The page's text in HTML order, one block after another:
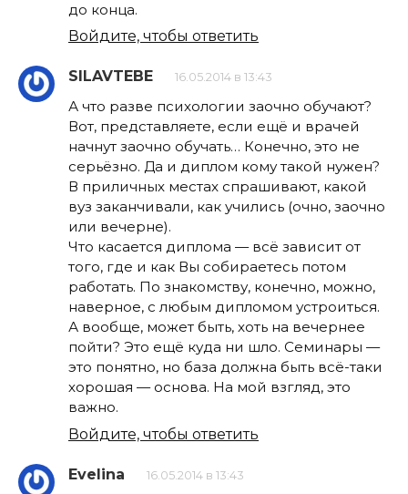
до конца.
Войдите, чтобы ответить
SILAVTEBE 16.05.2014 в 13:43
А что разве психологии заочно обучают?
Вот, представляете, если ещё и врачей
начнут заочно обучать… Конечно, это не
серьёзно. Да и диплом кому такой нужен?
В приличных местах спрашивают, какой
вуз заканчивали, как учились (очно, заочно
или вечерне).
Что касается диплома — всё зависит от
того, где и как Вы собираетесь потом
работать. По знакомству, конечно, можно,
наверное, с любым дипломом устроиться.
А вообще, может быть, хоть на вечернее
пойти? Это ещё куда ни шло. Семинары —
это понятно, но база должна быть всё-таки
хорошая — основа. На мой взгляд, это
важно.
Войдите, чтобы ответить
Evelina 16.05.2014 в 13:43